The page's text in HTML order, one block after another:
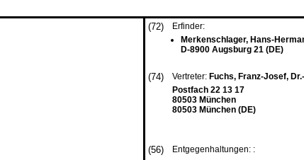
(72)
Erfinder:
Merkenschlager, Hans-
D-8900 Augsburg 21 (DE)
(74) Vertreter: Fuchs, Franz-Josef,
Postfach 22 13 17
80503 München
80503 München (DE)
(56) Entgegenhaltungen: :